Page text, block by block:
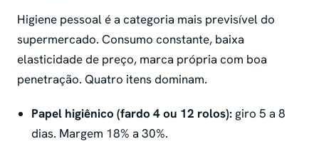
Higiene pessoal é a categoria mais previsível do
supermercado. Consumo constante, baixa
elasticidade de preço, marca própria com boa
penetração. Quatro itens dominam.
Papel higiênico (fardo 4 ou 12 rolos): giro 5 a 8
dias. Margem 18% a 30%.